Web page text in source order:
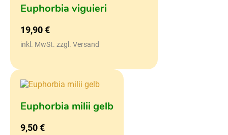
Euphorbia viguieri
19,90€
inkl. MwSt. zzgl. Versand
Euphorbia milii gelb
9,50€